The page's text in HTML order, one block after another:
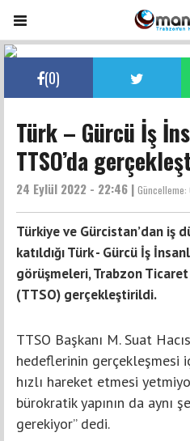
(0)
Türk – Gürcü İş
TTSO’da
24 Eylül 2022 - 22:46 | Güncelleme:
Türkiye ve Gürcistan’dan iş
katıldığı Türk - Gürcü İş
görüşmeleri, Trabzon Ticaret
(TTSO) gerçekleştirildi.
TTSO Başkanı M. Suat
hedeflerinin gerçekleşmesi
hızlı hareket etmesi
bürokratik yapının da aynı
gerekiyor” dedi.